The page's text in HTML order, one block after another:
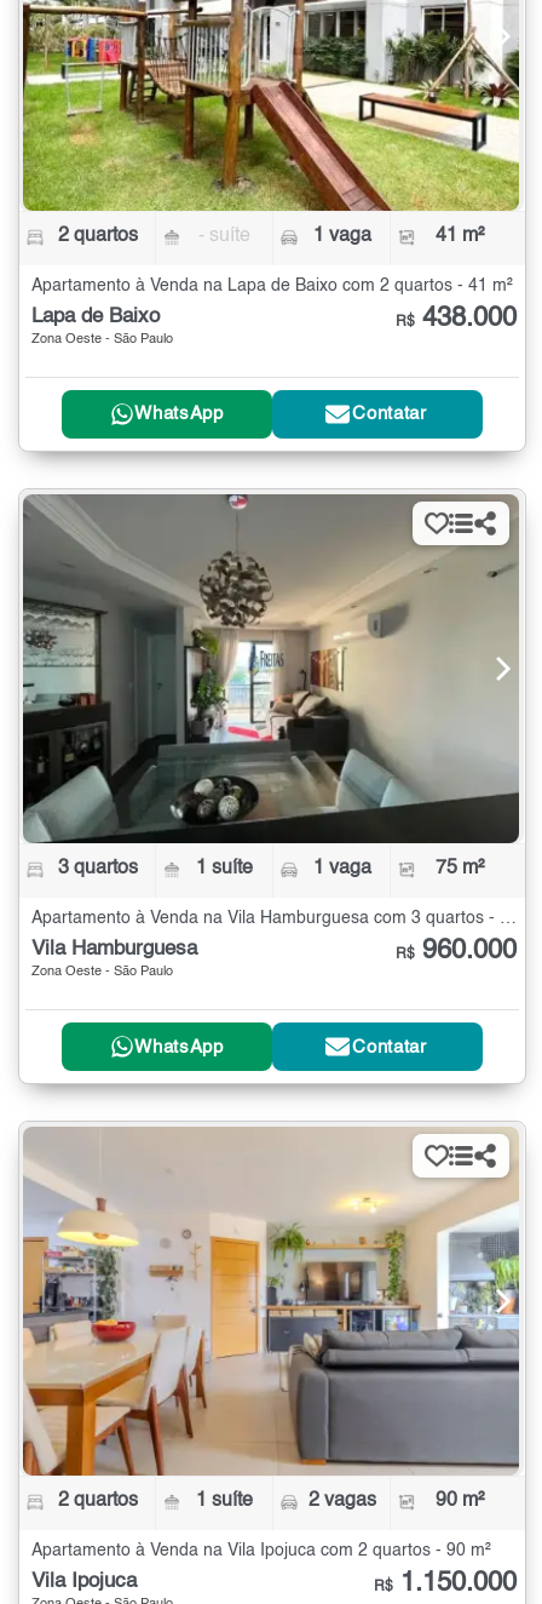
2 quartos - suíte 1 vaga 41 m²
Apartamento à Venda na Lapa de Baixo com 2 quartos - 41 m²
Lapa de Baixo
Zona Oeste - São Paulo
R$ 438.000
WhatsApp Contatar
3 quartos 1 suíte 1 vaga 75 m²
Apartamento à Venda na Vila Hamburguesa com 3 quartos - 75 m²
Vila Hamburguesa
Zona Oeste - São Paulo
R$ 960.000
WhatsApp Contatar
2 quartos 1 suíte 2 vagas 90 m²
Apartamento à Venda na Vila Ipojuca com 2 quartos - 90 m²
Vila Ipojuca R$ 1.150.000